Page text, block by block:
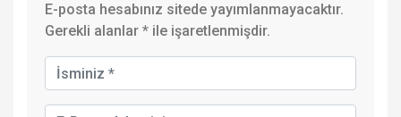
E-posta hesabınız sitede yayımlanmayacaktır.
Gerekli alanlar * ile işaretlenmişdir.